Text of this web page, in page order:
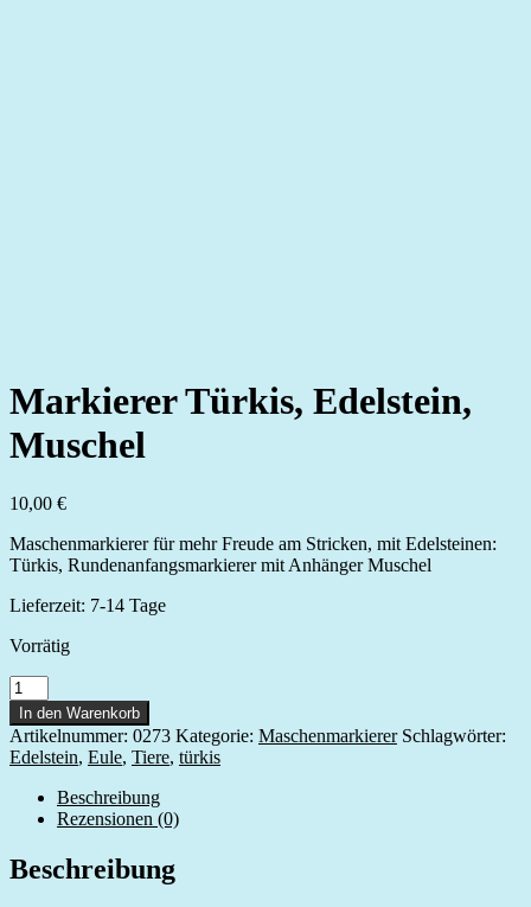
Markierer Türkis, Edelstein,
Muschel
10,00 €
Maschenmarkierer für mehr Freude am Stricken, mit Edelsteinen:
Türkis, Rundenanfangsmarkierer mit Anhänger Muschel
Lieferzeit: 7-14 Tage
Vorrätig
Markierer
Türkis,
Edelstein,
Muschel
Menge
In den Warenkorb
Artikelnummer: 0273 Kategorie: Maschenmarkierer Schlagwörter:
Edelstein, Eule, Tiere, türkis
Beschreibung
Rezensionen (0)
Beschreibung